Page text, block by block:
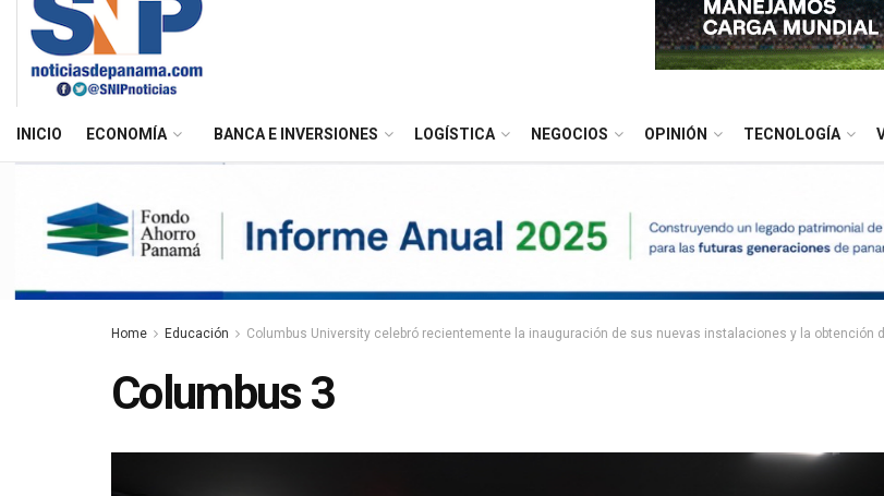
INICIO ECONOMÍA BANCA E INVERSIONES LOGÍSTICA NEGOCIOS OPINIÓN TECNOLOGÍA
Home Educación Columbus University celebró recientemente la inauguración de sus nuevas instalaciones y la obtención
Columbus 3